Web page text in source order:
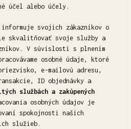
účel alebo účely.
informuje svojich zákazníkov o
skvalitňovať svoje služby a
V súvislosti s plnením
osobné údaje, ktoré
e-mailovú adresu,
ID objednávky a
službách a zakúpených
osobných údajov je
spokojnosti našich
služieb.